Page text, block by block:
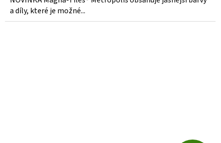
z
5
a díly, které je možné...